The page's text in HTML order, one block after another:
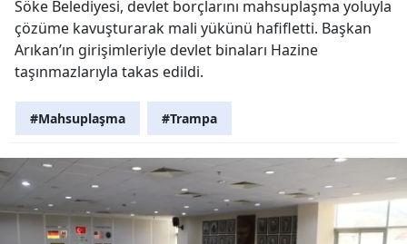
Söke Belediyesi, devlet borçlarını mahsuplaşma yoluyla
çözüme kavuşturarak mali yükünü hafifletti. Başkan
Arıkan’ın girişimleriyle devlet binaları Hazine
taşınmazlarıyla takas edildi.
#Mahsuplaşma #Trampa